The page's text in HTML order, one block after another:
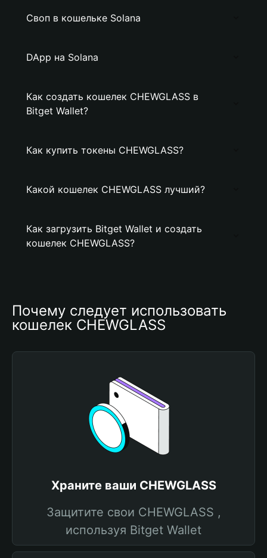
Своп в кошельке Solana
DApp на Solana
Как создать кошелек CHEWGLASS в
Bitget Wallet?
Как купить токены CHEWGLASS?
Какой кошелек CHEWGLASS лучший?
Как загрузить Bitget Wallet и создать
кошелек CHEWGLASS?
Почему следует использовать
кошелек CHEWGLASS
Храните ваши CHEWGLASS
Защитите свои CHEWGLASS ,
используя Bitget Wallet